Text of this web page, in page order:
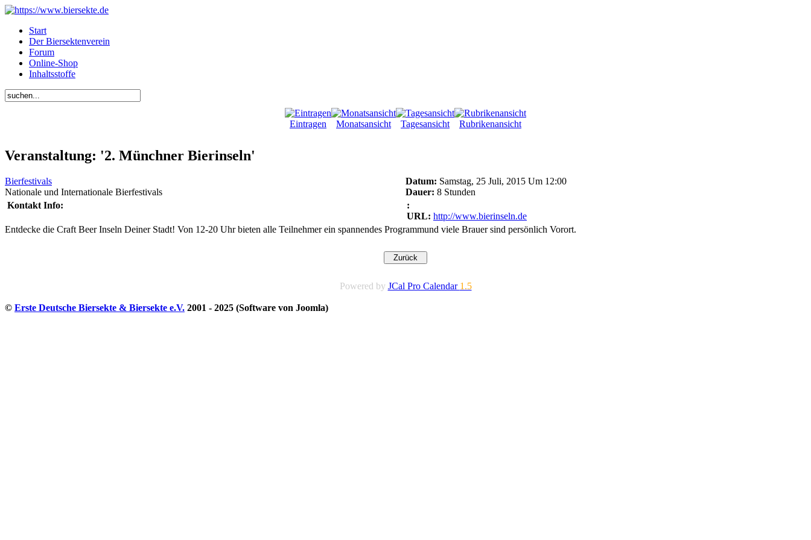
Start
Der Biersektenverein
Forum
Online-Shop
Inhaltsstoffe
Eintragen Monatsansicht Tagesansicht Rubrikenansicht
Veranstaltung: '2. Münchner Bierinseln'
Bierfestivals
Nationale und Internationale Bierfestivals
Datum: Samstag, 25 Juli, 2015 Um 12:00
Dauer: 8 Stunden
Kontakt Info:
:
URL: http://www.bierinseln.de
Entdecke die Craft Beer Inseln Deiner Stadt! Von 12-20 Uhr bieten alle Teilnehmer ein spannendes Programmund viele Brauer sind persönlich Vorort.
Powered by JCal Pro Calendar 1.5
© Erste Deutsche Biersekte & Biersekte e.V. 2001 - 2025 (Software von Joomla)